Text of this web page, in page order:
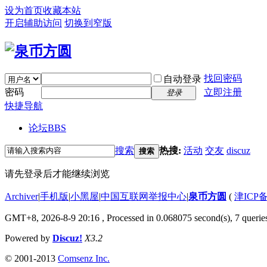
设为首页收藏本站
开启辅助访问 切换到窄版
自动登录 找回密码
密码
登录
立即注册
快捷导航
论坛BBS
搜索 搜索 热搜: 活动 交友 discuz
请先登录后才能继续浏览
Archiver|手机版|小黑屋|中国互联网举报中心|泉币方圆 ( 津ICP
GMT+8, 2026-8-9 20:16 , Processed in 0.068075 second(s), 7
Powered by Discuz! X3.2
© 2001-2013 Comsenz Inc.